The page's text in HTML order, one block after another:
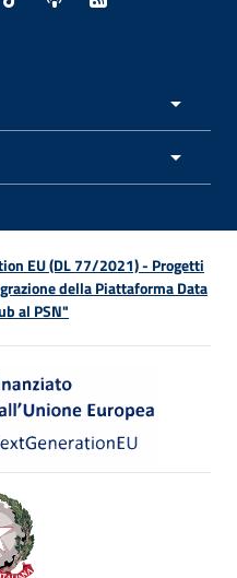
in nuova finestra
in nuova finestra
esterno - Apertura in
Sito esterno - Apertura in
- Sito esterno -
TikTok - Sito esterno -
Spreaker - Sito
Feed RSS -
EU (DL 77/2021) - Progetti
della Piattaforma Data
al PSN"